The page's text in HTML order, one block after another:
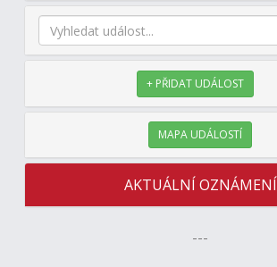
+ PŘIDAT UDÁLOST
MAPA UDÁLOSTÍ
AKTUÁLNÍ OZNÁMENÍ
---